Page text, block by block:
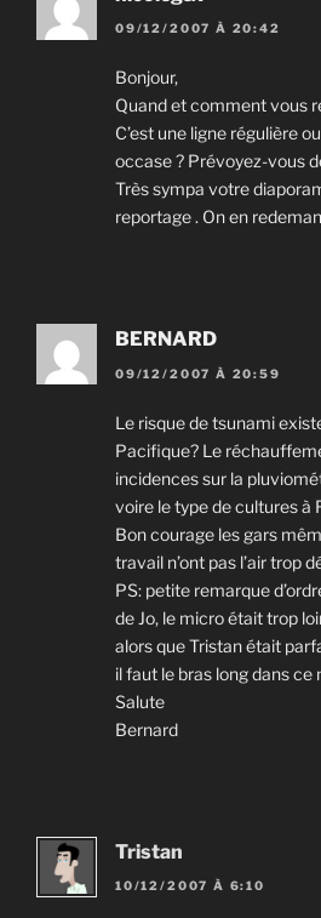
09/12/2007 À 20:42
Bonjour,
Quand et comment vous
C’est une ligne régulière
occase ? Prévoyez-vous
Très sympa votre
reportage . On en
BERNARD
09/12/2007 À 20:59
Le risque de tsunami
Pacifique? Le
incidences sur la
voire le type de cultures à
Bon courage les gars
travail n’ont pas l’air trop
PS: petite remarque
de Jo, le micro était trop
alors que Tristan était
il faut le bras long dans ce
Salute
Bernard
Tristan
10/12/2007 À 6:10